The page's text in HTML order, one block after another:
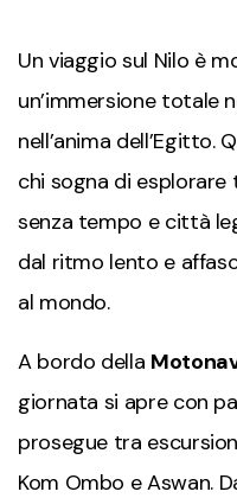
Un viaggio sul Nilo è
un’immersione totale
nell’anima dell’Egitto.
chi sogna di esplorare
senza tempo e città
dal ritmo lento e
al mondo.
A bordo della
giornata si apre con
prosegue tra
Kom Ombo e Aswan.